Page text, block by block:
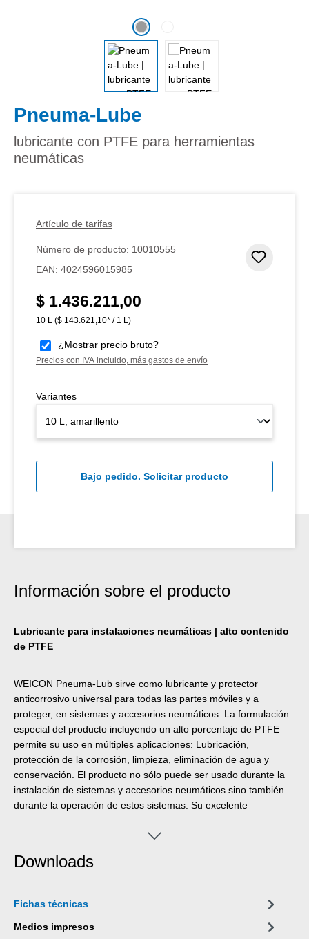
Pneuma-Lube
lubricante con PTFE para herramientas
neumáticas
Artículo de tarifas
Número de producto: 10010555
EAN: 4024596015985
Precio normal:
$ 1.436.211,00
10 L ($ 143.621,10* / 1 L)
¿Mostrar precio bruto?
Precios con IVA incluido, más gastos de envío
Variantes
Bajo pedido. Solicitar producto
Información sobre el producto
Lubricante para instalaciones neumáticas | alto contenido
de PTFE
WEICON Pneuma-Lub sirve como lubricante y protector
anticorrosivo universal para todas las partes móviles y a
proteger, en sistemas y accesorios neumáticos. La formulación
especial del producto incluyendo un alto porcentaje de PTFE
permite su uso en múltiples aplicaciones: Lubricación,
protección de la corrosión, limpieza, eliminación de agua y
conservación. El producto no sólo puede ser usado durante la
instalación de sistemas y accesorios neumáticos sino también
durante la operación de estos sistemas. Su excelente
sectores, como p. ej. en la industria on-/offshore. El Pneuma-
Downloads
Fichas técnicas
Medios impresos